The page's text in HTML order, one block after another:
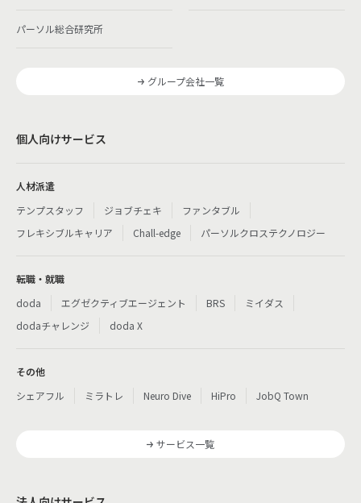
パーソル総合研究所
グループ会社一覧
個人向けサービス
人材派遣
テンプスタッフ
ジョブチェキ
ファンタブル
フレキシブルキャリア
Chall-edge パーソルクロステクノロジー
転職・就職
doda
エグゼクティブエージェント BRS
ミイダス
dodaチャレンジ
doda X
その他
シェアフル
ミラトレ Neuro Dive HiPro JobQ Town
サービス一覧